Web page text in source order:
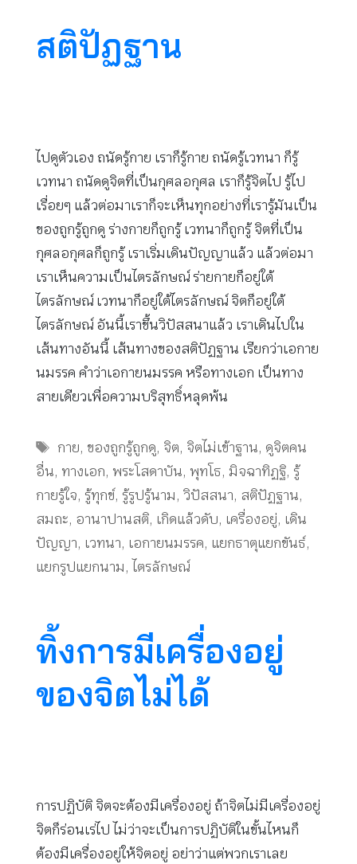
สติปัฏฐาน
ไปดูตัวเอง ถนัดรู้กาย เราก็รู้กาย ถนัดรู้เวทนา ก็รู้
เวทนา ถนัดดูจิตที่เป็นกุศลอกุศล เราก็รู้จิตไป รู้ไป
เรื่อยๆ แล้วต่อมาเราก็จะเห็นทุกอย่างที่เรารู้มันเป็น
ของถูกรู้ถูกดู ร่างกายก็ถูกรู้ เวทนาก็ถูกรู้ จิตที่เป็น
กุศลอกุศลก็ถูกรู้ เราเริ่มเดินปัญญาแล้ว แล้วต่อมา
เราเห็นความเป็นไตรลักษณ์ ร่ายกายก็อยู่ใต้
ไตรลักษณ์ เวทนาก็อยู่ใต้ไตรลักษณ์ จิตก็อยู่ใต้
ไตรลักษณ์ อันนี้เราขึ้นวิปัสสนาแล้ว เราเดินไปใน
เส้นทางอันนี้ เส้นทางของสติปัฏฐาน เรียกว่าเอกาย
นมรรค คําว่าเอกายนมรรค หรือทางเอก เป็นทาง
สายเดียวเพื่อความบริสุทธิ์หลุดพ้น
Tags
กาย, ของถูกรู้ถูกดู, จิต, จิตไม่เข้าฐาน, ดูจิตคน
อื่น, ทางเอก, พระโสดาบัน, พุทโธ, มิจฉาทิฏฐิ, รู้
กายรู้ใจ, รู้ทุกข์, รู้รูปรู้นาม, วิปัสสนา, สติปัฏฐาน,
สมถะ, อานาปานสติ, เกิดแล้วดับ, เครื่องอยู่, เดิน
ปัญญา, เวทนา, เอกายนมรรค, แยกธาตุแยกขันธ์,
แยกรูปแยกนาม, ไตรลักษณ์
ทิ้งการมีเครื่องอยู่
ของจิตไม่ได้
การปฏิบัติ จิตจะต้องมีเครื่องอยู่ ถ้าจิตไม่มีเครื่องอยู่
จิตก็ร่อนเร่ไป ไม่ว่าจะเป็นการปฏิบัติในขั้นไหนก็
ต้องมีเครื่องอยู่ให้จิตอยู่ อย่าว่าแต่พวกเราเลย